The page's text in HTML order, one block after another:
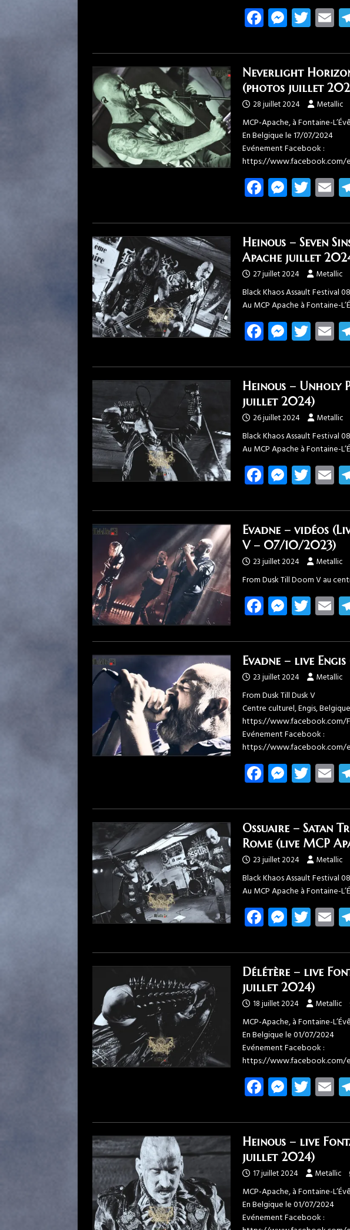
Fa
ce
b
o
ok
M
es
se
n
g
er
T
wi
tt
er
E
m
Neverlight Horizon
(photos juillet
28 juillet 2024 Metallic
MCP-Apache, à Fontaine-
En Belgique le 17/07/2024
Evénement Facebook :
https://www.facebook.com/
Fa
ce
b
o
ok
M
es
se
n
g
er
T
wi
tt
er
E
m
Heinous – Seven
Apache juillet
27 juillet 2024 Metallic
Black Khaos Assault Festival
Au MCP Apache à Fontaine-
Fa
ce
b
o
ok
M
es
se
n
g
er
T
wi
tt
er
E
m
Heinous – Unholy
juillet 2024)
26 juillet 2024 Metallic
Black Khaos Assault Festival
Au MCP Apache à Fontaine-
Fa
ce
b
o
ok
M
es
se
n
g
er
T
wi
tt
er
E
m
Evadne – vidéos
V – 07/10/2023)
23 juillet 2024 Metallic
From Dusk Till Doom V au
Fa
ce
b
o
ok
M
es
se
n
g
er
T
wi
tt
er
E
m
Evadne – live
23 juillet 2024 Metallic
From Dusk Till Dusk V
Centre culturel, Engis,
https://www.facebook.com/
Evénement Facebook :
https://www.facebook.com/
Fa
ce
b
o
ok
M
es
se
n
g
er
T
wi
tt
er
E
m
Ossuaire – Satan
Rome (live MCP
23 juillet 2024 Metallic
Black Khaos Assault Festival
Au MCP Apache à Fontaine-
Fa
ce
b
o
ok
M
es
se
n
g
er
T
wi
tt
er
E
m
Délétère – live
juillet 2024)
18 juillet 2024 Metallic
MCP-Apache, à Fontaine-
En Belgique le 01/07/2024
Evénement Facebook :
https://www.facebook.com/
Fa
ce
b
o
ok
M
es
se
n
g
er
T
wi
tt
er
E
m
Heinous – live
juillet 2024)
17 juillet 2024 Metallic
MCP-Apache, à Fontaine-
En Belgique le 01/07/2024
Evénement Facebook :